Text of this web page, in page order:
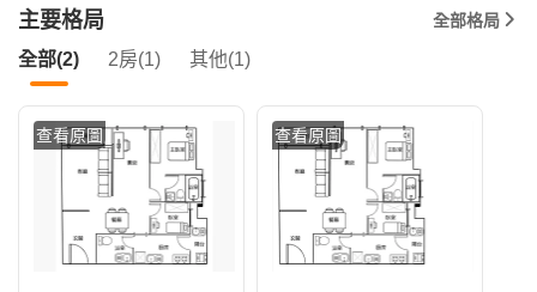
主要格局 全部格局
全部(2) 2房(1) 其他(1)
查看原圖 查看原圖